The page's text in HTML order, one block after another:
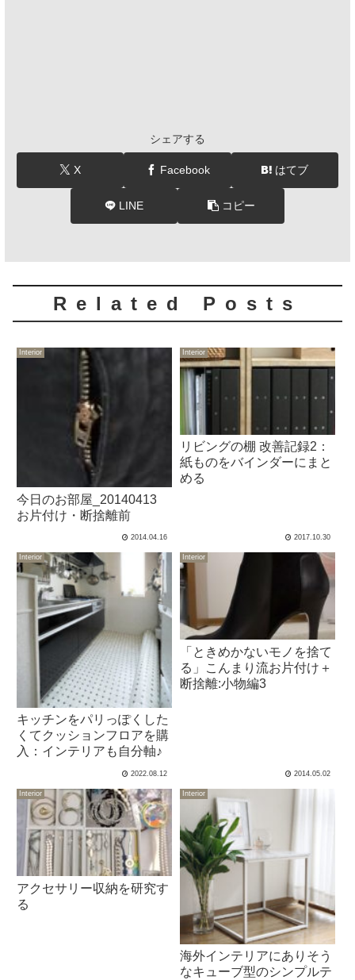
シェアする
X Facebook はてブ
LINE コピー
Related Posts
Interior
今日のお部屋_20140413
お片付け・断捨離前
2014.04.16
Interior
リビングの棚 改善記録2：
紙ものをバインダーにまと
める
2017.10.30
Interior
キッチンをパリっぽくした
くてクッションフロアを購
入：インテリアも自分軸♪
2022.08.12
Interior
「ときめかないモノを捨て
る」こんまり流お片付け＋
断捨離:小物編3
2014.05.02
Interior
アクセサリー収納を研究す
る
Interior
海外インテリアにありそう
なキューブ型のシンプルテ